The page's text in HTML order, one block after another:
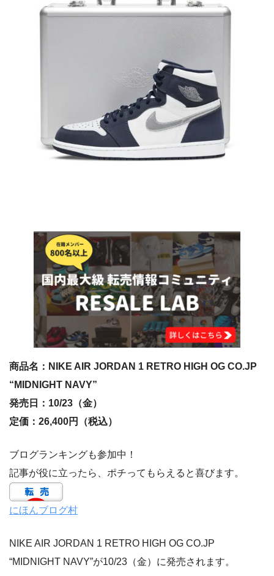
商品名：NIKE AIR JORDAN 1 RETRO HIGH OG CO.JP
“MIDNIGHT NAVY”
発売日：10/23（金）
定価：26,400円（税込）
ブログランキングも参加中！
記事が役に立ったら、ポチってもらえると喜びます。
にほんブログ村
NIKE AIR JORDAN 1 RETRO HIGH OG CO.JP
“MIDNIGHT NAVY”が10/23（金）に発売されます。